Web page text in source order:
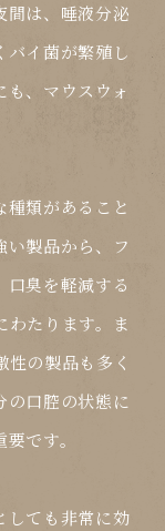
間は、唾液分泌
バイ菌が繁殖し
、 マウスウォ
種類があること
い製品から、フ
口臭を軽減する
たります。ま
の製品も多く
の口腔の状態に
です。
しても非常に効